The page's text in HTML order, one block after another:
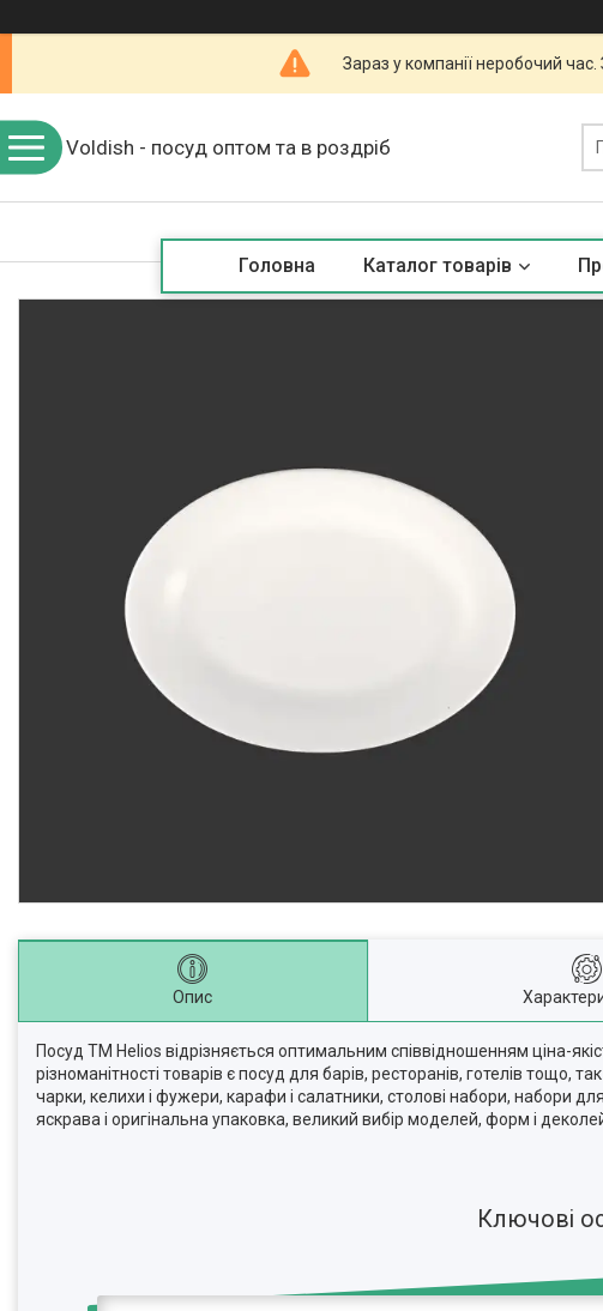
Зараз у компанії неробочий
Voldish - посуд оптом та в роздріб
Головна Каталог товарів
Опис
Посуд TM Helios відрізняється оптимальним співвідношенням ціна-
різноманітності товарів є посуд для барів, ресторанів, готелів
чарки, келихи і фужери, карафи і салатники, столові набори, набори
яскрава і оригінальна упаковка, великий вибір моделей, форм і
Ключові